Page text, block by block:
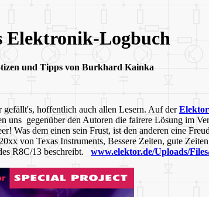
Elektronik-Logbuch
und Tipps von Burkhard Kainka
hoffentlich auch allen Lesern. Auf der
gegenüber den Autoren die fairere Lösung im
Was dem einen sein Frust, ist den anderen eine
von Texas Instruments, Bessere Zeiten, gute
R8C/13 beschreibt. www.elektor.de/Uploads/